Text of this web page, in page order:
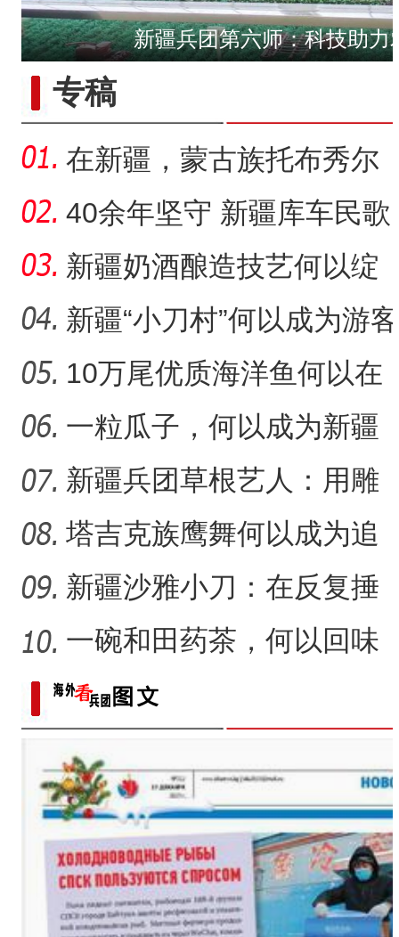
“五一”假期，开都河天鹅
“阿克苏是个好地方·四季
新疆兵团第六师：科技助力
（繁荣兵团·新时代新征程
香梨——乡村振兴路上
专稿
在新疆，蒙古族托布秀尔
音乐何以传承不息？
40余年坚守 新疆库车民歌
传承人用歌声展现非遗魅
力
新疆奶酒酿造技艺何以绽
放光彩？
新疆“小刀村”何以成为游客
体验非遗技艺打卡地？
10万尾优质海洋鱼何以在
新疆沙漠里安家？
一粒瓜子，何以成为新疆
的名片？
新疆兵团草根艺人：用雕
塑述说“兵团故事”雕刻别
塔吉克族鹰舞何以成为追
求美好生活的展现？
新疆沙雅小刀：在反复捶
打中实现匠心传承
一碗和田药茶，何以回味
悠长？